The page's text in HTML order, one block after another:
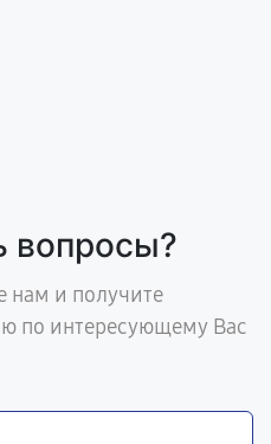
вопросы?
нам и получите
по интересующему Вас